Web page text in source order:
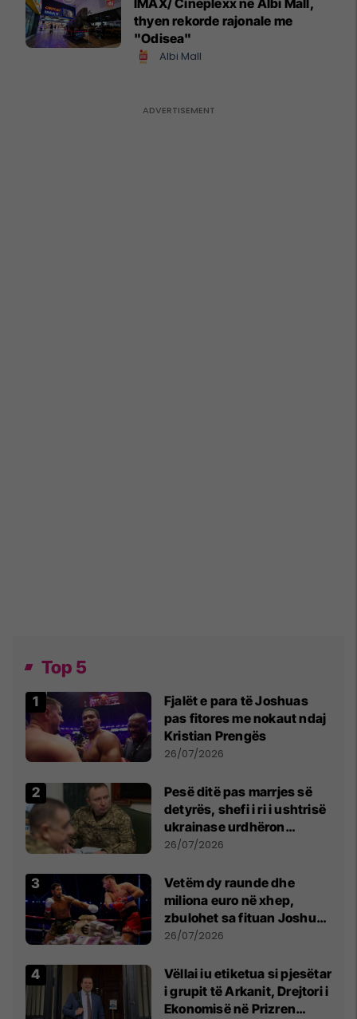
thyen rekorde rajonale me
"Odisea"
Albi Mall
Top 5
Fjalët e para të Joshuas
pas fitores me nokaut ndaj
Kristian Prengës
26/07/2026
Pesë ditë pas marrjes së
detyrës, shefi i ri i ushtrisë
ukrainase urdhëron
kontroll të madh
26/07/2026
Vetëm dy raunde dhe
miliona euro në xhep,
zbulohet sa fituan Joshua
e Prenga
26/07/2026
Vëllai iu etiketua si pjesëtar
i grupit të Arkanit, Drejtori i
Ekonomisë në Prizren